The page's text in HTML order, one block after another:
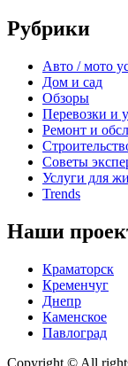
Рубрики
Авто / мото
Дом и сад
Обзоры
Перевозки и
Ремонт и
Советы
Услуги для
Trends
Наши
Краматорск
Кременчуг
Днепр
Каменское
Павлоград
Copyright © All